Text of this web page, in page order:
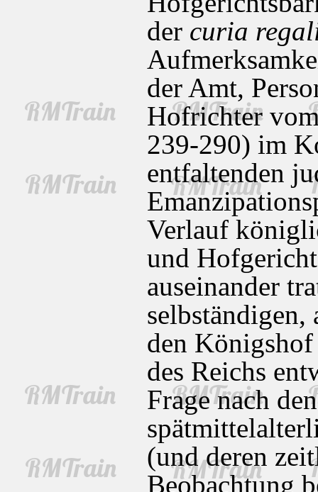
der curia
der Amt,
Hofrichter
239-290) im
entfaltenden
Verlauf
und
auseinander
den Königshof
des Reichs
Frage nach
(und deren
Beobachtung